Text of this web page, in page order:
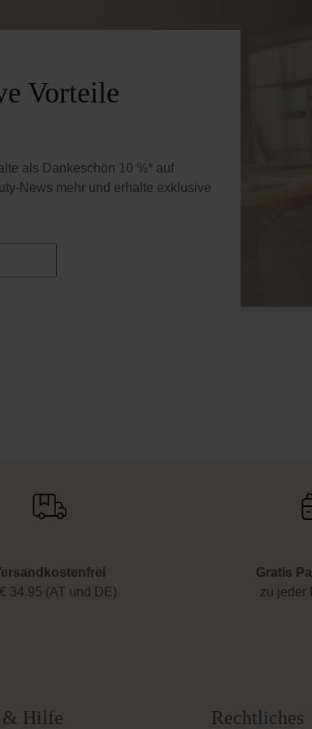
Vorteile
als Dankeschön 10 %* auf
News mehr und erhalte exklusive
34.95 (AT und DE)
Gratis
zu jeder
& Hilfe Rechtliches